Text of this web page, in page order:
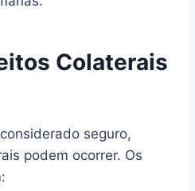
Colaterais
seguro,
podem ocorrer. Os